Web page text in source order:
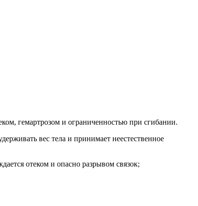
гемартрозом и ограниченностью при сгибании.
вес тела и принимает неестественное
отеком и опасно разрывом связок;